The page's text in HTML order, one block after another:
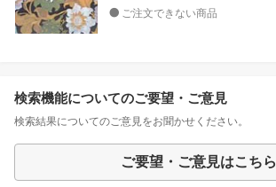
ご注文できない商品
検索機能についてのご要望・ご意見
検索結果についてのご意見をお聞かせください。
ご要望・ご意見はこちら